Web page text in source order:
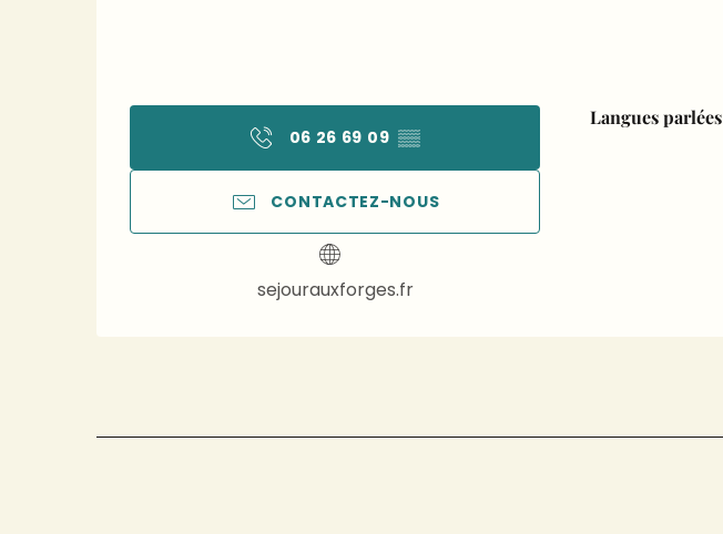
06 26 69 09 ▒▒
CONTACTEZ-NOUS
sejourauxforges.fr
Langues parlées
Langues parlées